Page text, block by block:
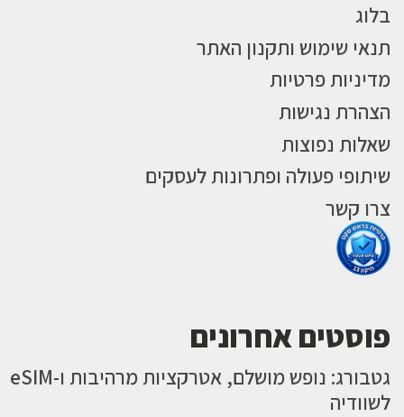
בלוג
תנאי שימוש ותקנון האתר
מדיניות פרטיות
הצהרת נגישות
שאלות נפוצות
שיתופי פעולה ופתרונות לעסקים
צרו קשר
פוסטים אחרונים
גטבורג: נופש מושלם, אטרקציות מרהיבות ו-eSIM
לשוודיה